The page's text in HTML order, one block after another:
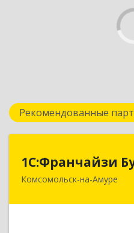
Рекомендованные
1С:Франчайзи
Комсомольск-на-Амуре
681000,